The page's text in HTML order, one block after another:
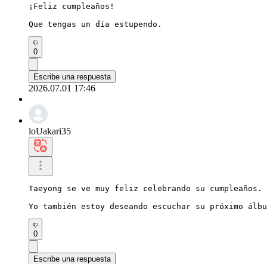
¡Feliz cumpleaños!
Que tengas un día estupendo.
0
Escribe una respuesta
2026.07.01 17:46
loUakari35
Taeyong se ve muy feliz celebrando su cumpleaños.
Yo también estoy deseando escuchar su próximo
0
Escribe una respuesta